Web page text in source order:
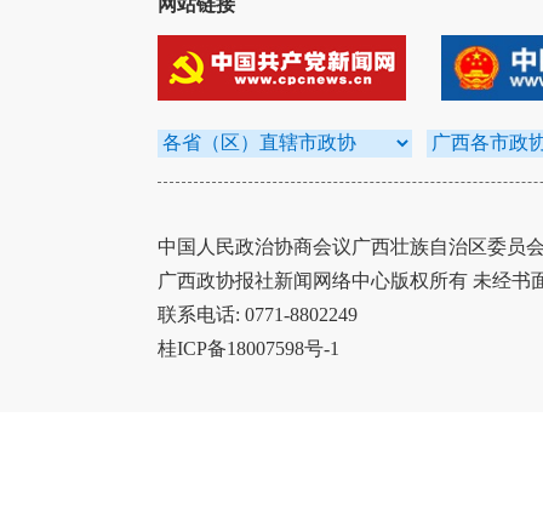
网站链接
中国人民政治协商会议广西壮族自治区委员
广西政协报社新闻网络中心版权所有 未经书
联系电话: 0771-8802249
桂ICP备18007598号-1